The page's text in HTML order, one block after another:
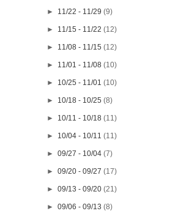
► 11/22 - 11/29(9)
► 11/15 - 11/22(12)
► 11/08 - 11/15(12)
► 11/01 - 11/08(10)
► 10/25 - 11/01(10)
► 10/18 - 10/25(8)
► 10/11 - 10/18(11)
► 10/04 - 10/11(11)
►09/27 - 10/04(7)
►09/20 - 09/27(17)
►09/13 - 09/20(21)
►09/06 - 09/13(8)